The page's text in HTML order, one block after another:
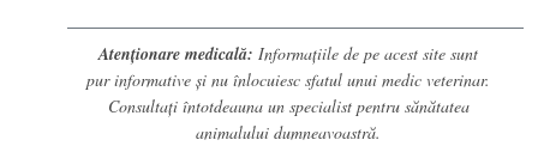
Atenționare medicală: Informațiile de pe acest site sunt
pur informative și nu înlocuiesc sfatul unui medic veterinar.
Consultați întotdeauna un specialist pentru sănătatea
animalului dumneavoastră.